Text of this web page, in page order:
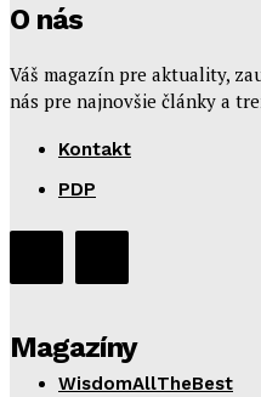
O nás
Váš magazín pre aktuality,
nás pre najnovšie články a
Kontakt
PDP
Magazíny
WisdomAllTheBest